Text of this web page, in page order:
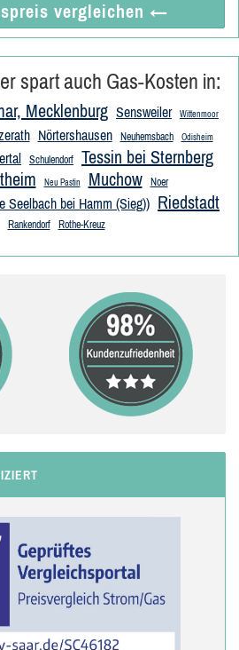
vergleichen ←
spart auch Gas-Kosten in:
Mecklenburg Sensweiler Wittenmoor
Nörtershausen Neuhemsbach Odisheim
Schulendorf
Tessin bei Sternberg
Neu Pastin Muchow Noer
Seelbach bei Hamm (Sieg)) Riedstadt
Rankendorf Rothe-Kreuz